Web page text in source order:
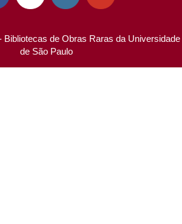
de Obras Raras da Universidade
de São Paulo